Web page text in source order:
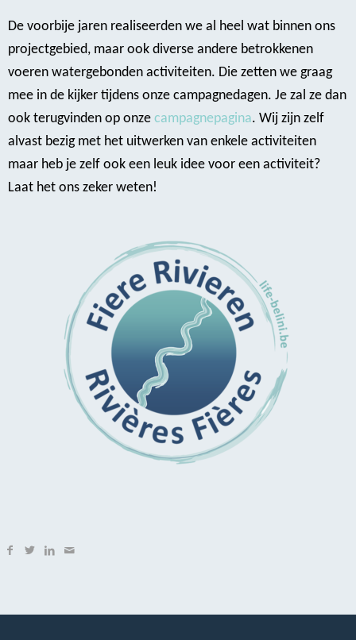
De voorbije jaren realiseerden we al heel wat binnen ons
projectgebied, maar ook diverse andere betrokkenen
voeren watergebonden activiteiten. Die zetten we graag
mee in de kijker tijdens onze campagnedagen. Je zal ze dan
ook terugvinden op onze campagnepagina. Wij zijn zelf
alvast bezig met het uitwerken van enkele activiteiten
maar heb je zelf ook een leuk idee voor een activiteit?
Laat het ons zeker weten!